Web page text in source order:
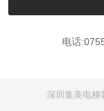
电话
深圳集美电